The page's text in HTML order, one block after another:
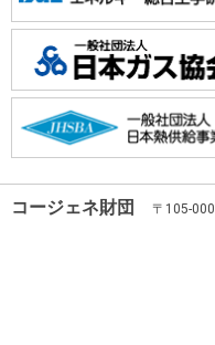
コージェネ財団 〒105-